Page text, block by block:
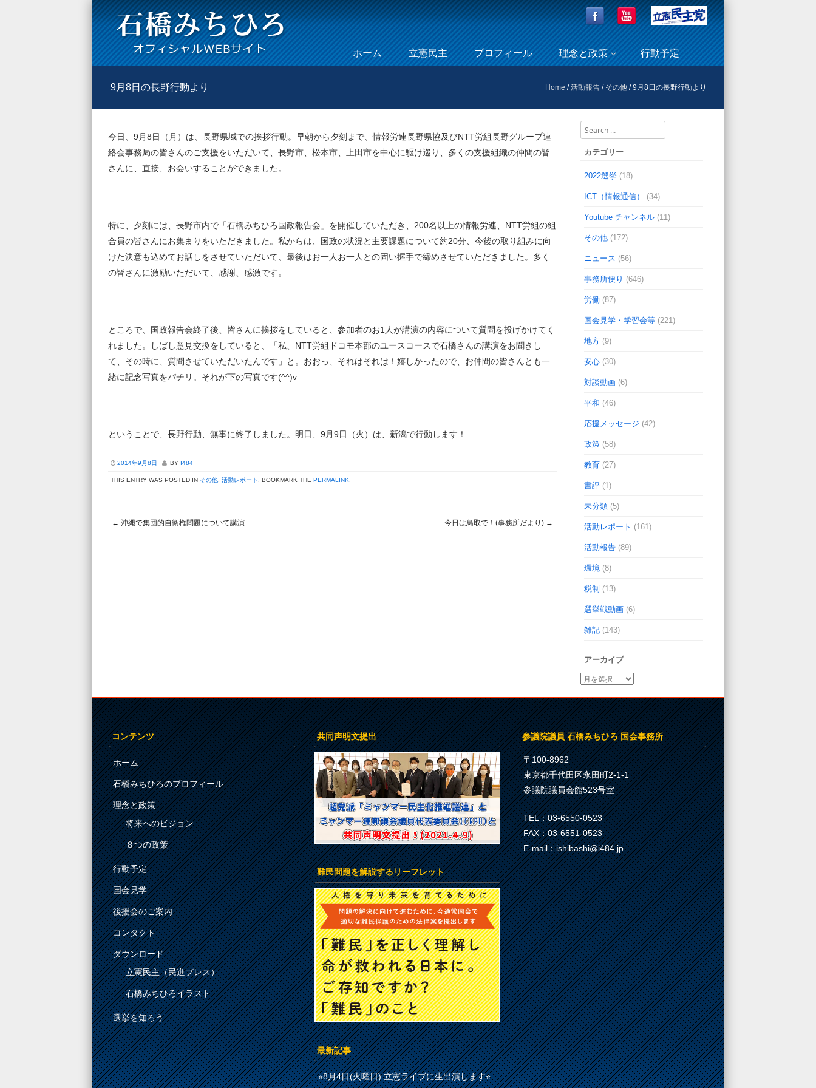
Menu
Skip to content
ホーム 立憲民主 プロフィール 理念と政策 行動予定
9月8日の長野行動より Home /活動報告 / その他 /9月8日の長野行動より
今日、9月8日（月）は、長野県域での挨拶行動。早朝から夕刻まで、情報労連長野県協及びNTT労組長野グループ連
絡会事務局の皆さんのご支援をいただいて、長野市、松本市、上田市を中心に駆け巡り、多くの支援組織の仲間の皆
さんに、直接、お会いすることができました。
特に、夕刻には、長野市内で「石橋みちひろ国政報告会」を開催していただき、200名以上の情報労連、NTT労組の組
合員の皆さんにお集まりをいただきました。私からは、国政の状況と主要課題について約20分、今後の取り組みに向
けた決意も込めてお話しをさせていただいて、最後はお一人お一人との固い握手で締めさせていただきました。多く
の皆さんに激励いただいて、感謝、感激です。
ところで、国政報告会終了後、皆さんに挨拶をしていると、参加者のお1人が講演の内容について質問を投げかけてく
れました。しばし意見交換をしていると、「私、NTT労組ドコモ本部のユースコースで石橋さんの講演をお聞きし
て、その時に、質問させていただいたんです」と。おおっ、それはそれは！嬉しかったので、お仲間の皆さんとも一
緒に記念写真をパチリ。それが下の写真です(^^)v
ということで、長野行動、無事に終了しました。明日、9月9日（火）は、新潟で行動します！
2014年9月8日 BY I484
THIS ENTRY WAS POSTED IN その他 活動レポート . BOOKMARK THE PERMALINK
← 沖縄で集団的自衛権問題について講演 今日は鳥取で！(事務所だより) →
Search
カテゴリー
2022選挙 (18)
ICT（情報通信） (34)
Youtube チャンネル (11)
その他 (172)
ニュース (56)
事務所便り (646)
労働 (87)
国会見学・学習会等 (221)
地方 (9)
安心 (30)
対談動画 (6)
平和 (46)
応援メッセージ (42)
政策 (58)
教育 (27)
書評 (1)
未分類 (5)
活動レポート (161)
活動報告 (89)
環境 (8)
税制 (13)
選挙戦動画 (6)
雑記 (143)
アーカイブ
コンテンツ
ホーム
石橋みちひろのプロフィール
理念と政策
将来へのビジョン
８つの政策
行動予定
国会見学
後援会のご案内
コンタクト
ダウンロード
立憲民主（民進プレス）
石橋みちひろイラスト
選挙を知ろう
共同声明文提出
難民問題を解説するリーフレット
最新記事
⭐︎8月4日(火曜日) 立憲ライブに生出演します⭐︎
参議院議員 石橋みちひろ 国会事務所
〒100-8962
東京都千代田区永田町2-1-1
参議院議員会館523号室
TEL：03-6550-0523
FAX：03-6551-0523
E-mail：ishibashi@i484.jp